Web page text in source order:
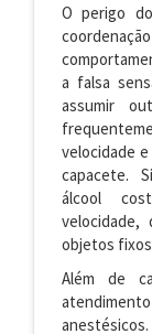
O perigo
a falsa
assumir
velocidade
capacete.
álcool
objetos
Além de